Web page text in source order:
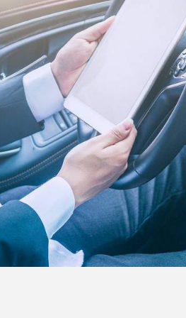
Uroda
Zakupy i opinie
Zdrowie